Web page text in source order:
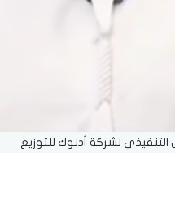
التنفيذي لشركة أدنوك للتوزيع